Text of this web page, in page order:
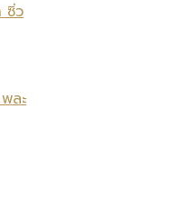
ซิ่ว
ละ